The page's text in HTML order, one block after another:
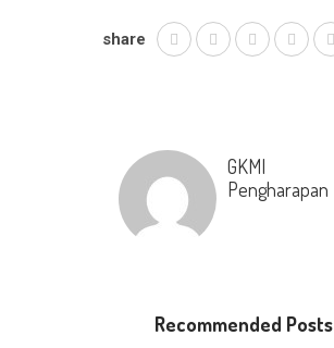
share
GKMI
Pengharapan
Recommended Posts